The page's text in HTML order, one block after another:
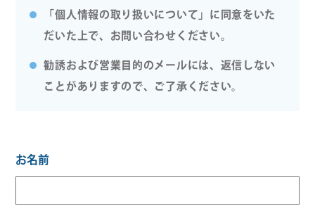
「個人情報の取り扱いについて」に同意をいた
だいた上で、お問い合わせください。
勧誘および営業目的のメールには、返信しない
ことがありますので、ご了承ください。
お名前